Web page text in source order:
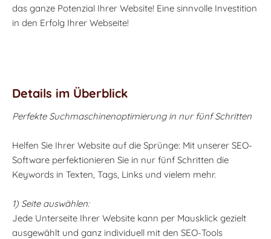
das ganze Potenzial Ihrer Website! Eine sinnvolle Investition
in den Erfolg Ihrer Webseite!
Details im Überblick
Perfekte Suchmaschinenoptimierung in nur fünf Schritten
Helfen Sie Ihrer Website auf die Sprünge: Mit unserer SEO-
Software perfektionieren Sie in nur fünf Schritten die
Keywords in Texten, Tags, Links und vielem mehr.
1) Seite auswählen:
Jede Unterseite Ihrer Website kann per Mausklick gezielt
ausgewählt und ganz individuell mit den SEO-Tools